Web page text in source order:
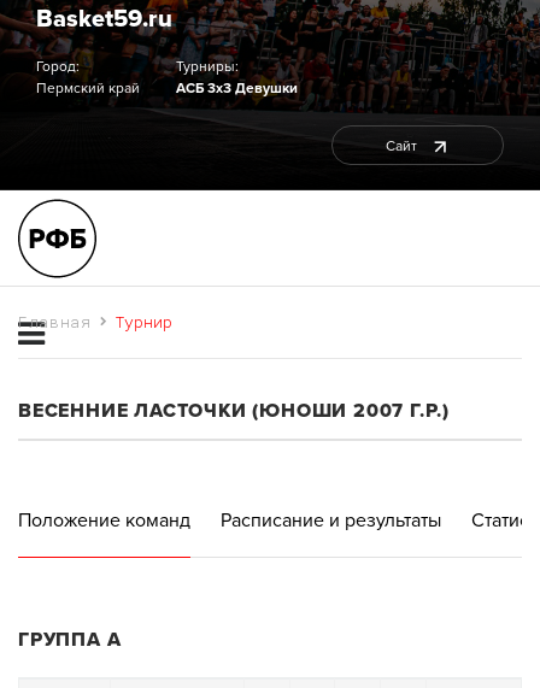
Basket59.ru
Город:
Пермский край
Турниры:
АСБ 3х3 Девушки
Сайт
Главная Турнир
ВЕСЕННИЕ ЛАСТОЧКИ (ЮНОШИ 2007 Г.Р.)
Положение команд Расписание и результаты
ГРУППА А